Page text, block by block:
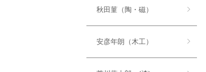
秋田菫（陶・磁）
安彦年朗（木工）